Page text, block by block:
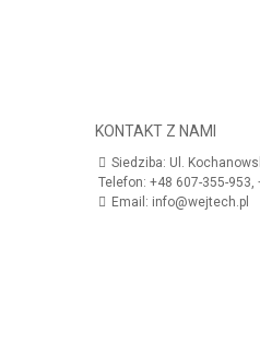
KONTAKT Z NAMI
Siedziba: Ul.
Telefon: +48 607-355-953,
Email: info@wejtech.pl